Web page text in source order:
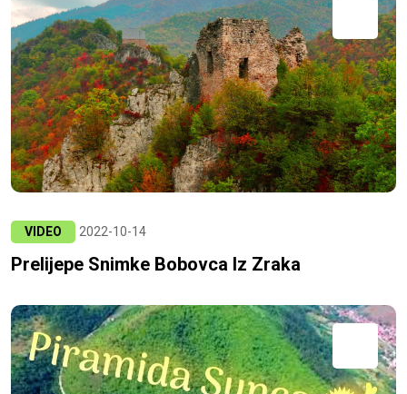
VIDEO 2022-10-14
Prelijepe Snimke Bobovca Iz Zraka